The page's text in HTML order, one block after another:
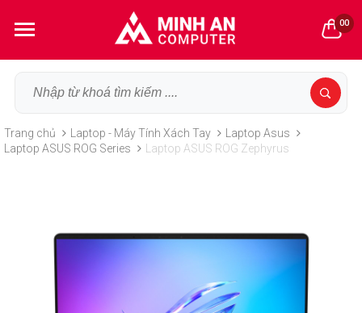
00
Trang chủ Laptop - Máy Tính Xách Tay
Laptop Asus
Laptop ASUS ROG Series
Laptop ASUS ROG Zephyrus